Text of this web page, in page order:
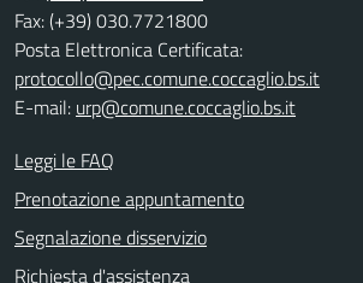
Fax: (+39) 030.7721800
Posta Elettronica Certificata:
protocollo@pec.comune.coccaglio.bs.it
E-mail: urp@comune.coccaglio.bs.it
Leggi le FAQ
Prenotazione appuntamento
Segnalazione disservizio
Richiesta d'assistenza